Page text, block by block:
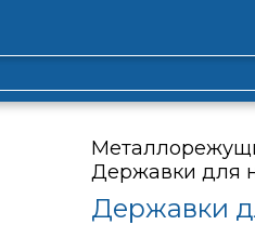
Державки для
Державки